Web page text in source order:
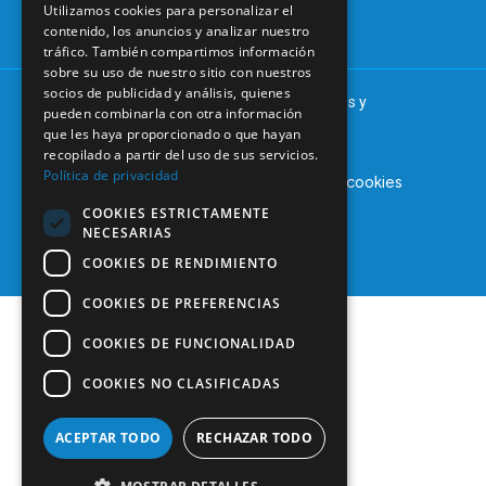
informacion@coem.org.es
© 2025 – COEM – Colegio Oficial de Odontólogos y
Estomatólogos de la I región
Aviso legalPolítica de privacidad Política de cookies
Utilizamos cookies para personalizar el
contenido, los anuncios y analizar nuestro
tráfico. También compartimos información
sobre su uso de nuestro sitio con nuestros
socios de publicidad y análisis, quienes
pueden combinarla con otra información
que les haya proporcionado o que hayan
recopilado a partir del uso de sus servicios.
Política de privacidad
COOKIES ESTRICTAMENTE
NECESARIAS
COOKIES DE RENDIMIENTO
COOKIES DE PREFERENCIAS
COOKIES DE FUNCIONALIDAD
COOKIES NO CLASIFICADAS
ACEPTAR TODO RECHAZAR TODO